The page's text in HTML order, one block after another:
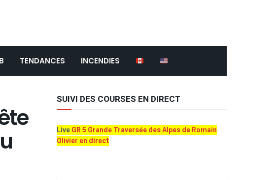
TENDANCES INCENDIES
SUIVI DES COURSES EN DIRECT
LiveGR 5 Grande Traversée des Alpes de Romain
Olivier en direct